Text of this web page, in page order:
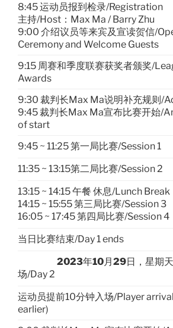
8:45 运动员报到检录/Registration
主持/Host：Max Ma / Barry Zhu
9:00 介绍议员等来宾及宣读贺信/
Ceremony and Welcome Guests
9:15 周赛和季度联赛获奖者颁奖/
Awards
9:30 裁判长Max Ma说明补充规则/
9:45 裁判长Max Ma宣布比赛开始/
of start
9:45 ~ 11:25 第一局比赛/Session 1
11:35 ~ 13:15第二局比赛/Session 2
13:15 ~ 14:15 午餐 休息/Lunch Break
14:15 ~ 15:55 第三局比赛/Session 3
16:05 ~ 17:45 第四局比赛/Session 4
当日比赛结束/Day 1 ends
2023年10月29日，星期
场/Day 2
运动员提前10分钟入场/Player
earlier)